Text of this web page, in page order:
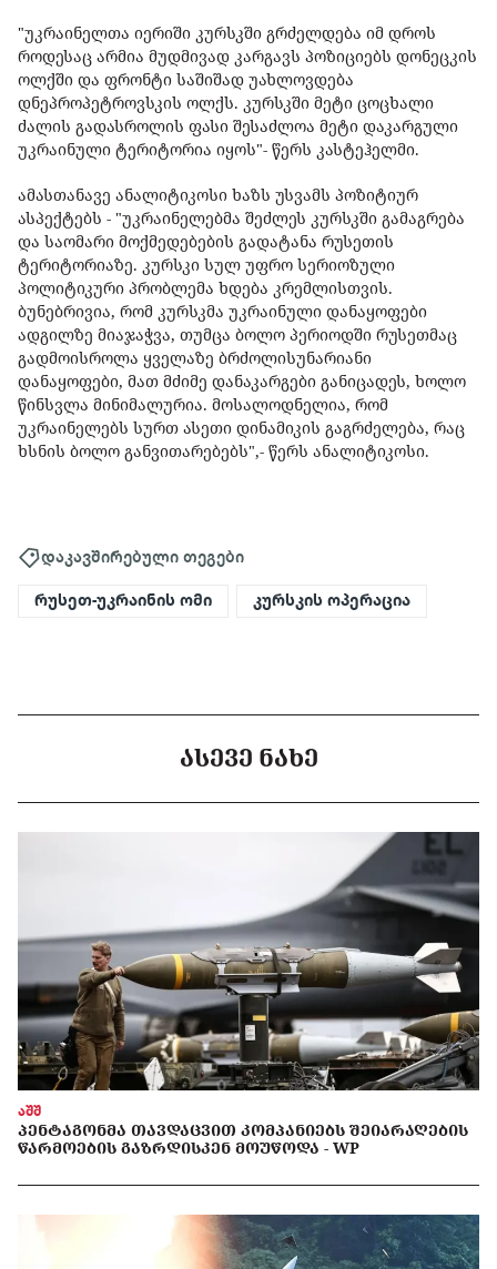
"უკრაინელთა იერიში კურსკში გრძელდება იმ დროს
როდესაც არმია მუდმივად კარგავს პოზიციებს დონეცკის
ოლქში და ფრონტი საშიშად უახლოვდება
დნეპროპეტროვსკის ოლქს. კურსკში მეტი ცოცხალი
ძალის გადასროლის ფასი შესაძლოა მეტი დაკარგული
უკრაინული ტერიტორია იყოს"- წერს კასტეჰელმი.
ამასთანავე ანალიტიკოსი ხაზს უსვამს პოზიტიურ
ასპექტებს - "უკრაინელებმა შეძლეს კურსკში გამაგრება
და საომარი მოქმედებების გადატანა რუსეთის
ტერიტორიაზე. კურსკი სულ უფრო სერიოზული
პოლიტიკური პრობლემა ხდება კრემლისთვის.
ბუნებრივია, რომ კურსკმა უკრაინული დანაყოფები
ადგილზე მიაჯაჭვა, თუმცა ბოლო პერიოდში რუსეთმაც
გადმოისროლა ყველაზე ბრძოლისუნარიანი
დანაყოფები, მათ მძიმე დანაკარგები განიცადეს, ხოლო
წინსვლა მინიმალურია. მოსალოდნელია, რომ
უკრაინელებს სურთ ასეთი დინამიკის გაგრძელება, რაც
ხსნის ბოლო განვითარებებს",- წერს ანალიტიკოსი.
დაკავშირებული თეგები
რუსეთ-უკრაინის ომი კურსკის ოპერაცია
ᲐᲡᲔᲕᲔ ᲜᲐᲮᲔ
აშშ
ᲞᲔᲜᲢᲐᲒᲝᲜᲛᲐ ᲗᲐᲕᲓᲐᲪᲕᲘᲗ ᲙᲝᲛᲞᲐᲜᲘᲔᲑᲡ ᲨᲔᲘᲐᲠᲐᲦᲔᲑᲘᲡ
ᲬᲐᲠᲛᲝᲔᲑᲘᲡ ᲒᲐᲖᲠᲓᲘᲡᲙᲔᲜ ᲛᲝᲣᲬᲝᲓᲐ - WP